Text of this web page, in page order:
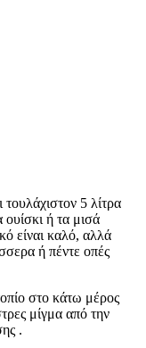
5 λίτρα
ή τα μισά
είναι καλό, αλλά
ή πέντε οπές
στο κάτω μέρος
μίγμα από την
.